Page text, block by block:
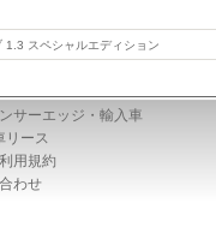
1.3 スペシャルエディション
サーエッジ・輸入車
リース
利用規約
わせ